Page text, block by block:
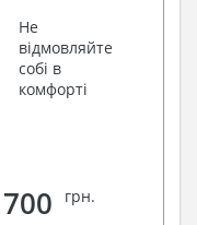
Не
відмовляйте
собі в
комфорті
грн.